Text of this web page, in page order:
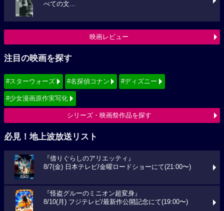
べての文...
映画レビュー
注目の映画を探す
#スターウォーズ #名探偵コナン #ディズニー
#少女漫画原作実写化
シリーズ・映画祭作品を探す
必見！地上波放送リスト
『借りぐらしのアリエッティ』
8/7(金) 日本テレビ/金曜ロードショーにて(21:00〜)
『怪盗グルーのミニオン超変身』
8/10(月) フジテレビ/最新作公開記念にて(19:00〜)